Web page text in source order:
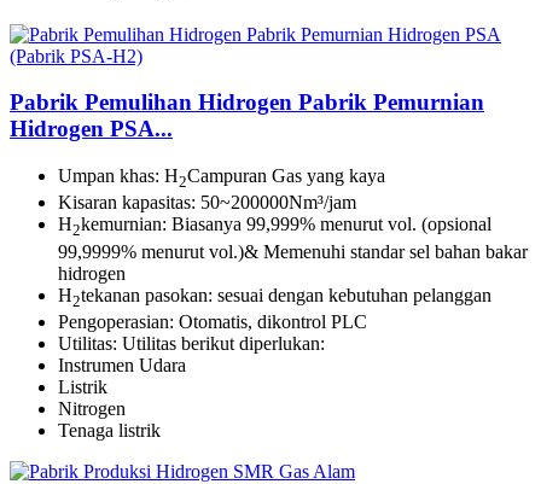
Pabrik Pemulihan Hidrogen Pabrik Pemurnian
Hidrogen PSA...
Umpan khas: H2Campuran Gas yang kaya
Kisaran kapasitas: 50~200000Nm³/jam
H2kemurnian: Biasanya 99,999% menurut vol. (opsional
99,9999% menurut vol.)& Memenuhi standar sel bahan bakar
hidrogen
H2tekanan pasokan: sesuai dengan kebutuhan pelanggan
Pengoperasian: Otomatis, dikontrol PLC
Utilitas: Utilitas berikut diperlukan:
Instrumen Udara
Listrik
Nitrogen
Tenaga listrik